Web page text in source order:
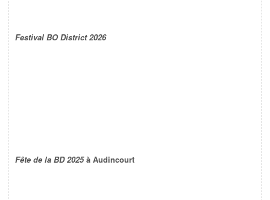
Festival BO District 2026
Fête de la BD 2025à Audincourt